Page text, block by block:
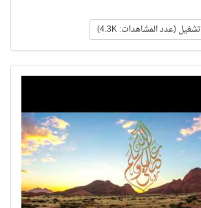
تشغيل (عدد المشاهدات: 4.3K)